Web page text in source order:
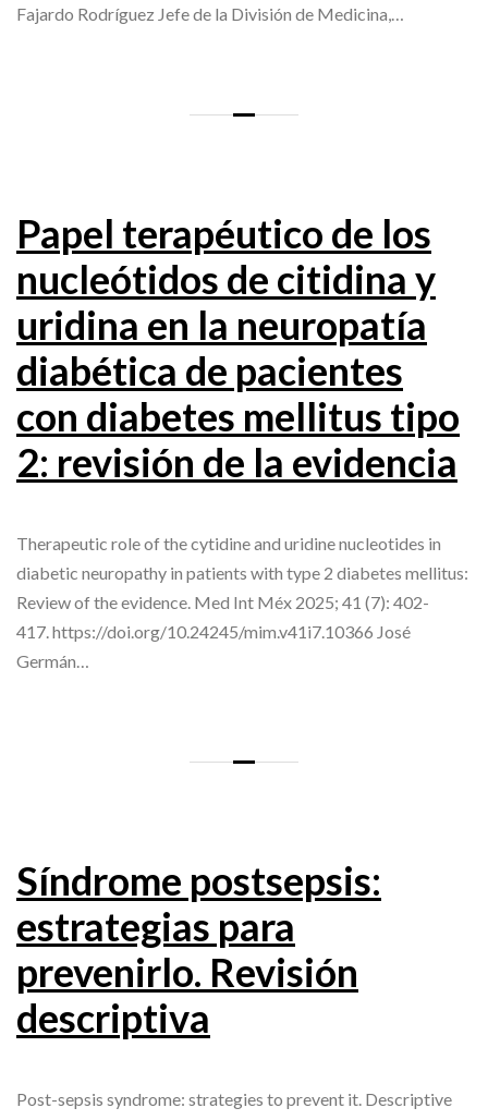
Fajardo Rodríguez Jefe de la División de Medicina,…
Papel terapéutico de los
nucleótidos de citidina y
uridina en la neuropatía
diabética de pacientes
con diabetes mellitus tipo
2: revisión de la evidencia
Therapeutic role of the cytidine and uridine nucleotides in
diabetic neuropathy in patients with type 2 diabetes mellitus:
Review of the evidence. Med Int Méx 2025; 41 (7): 402-
417. https://doi.org/10.24245/mim.v41i7.10366 José
Germán…
Síndrome postsepsis:
estrategias para
prevenirlo. Revisión
descriptiva
Post-sepsis syndrome: strategies to prevent it. Descriptive